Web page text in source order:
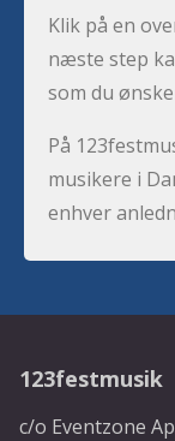
Klik på en
næste step
som du
På
musikere i
enhver
123festmusik
c/o Eventzone